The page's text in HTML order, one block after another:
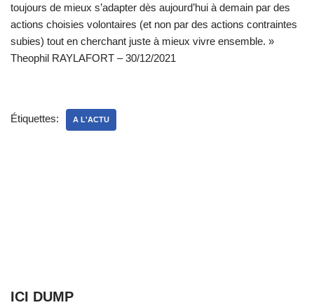
toujours de mieux s’adapter dès aujourd’hui à demain par des
actions choisies volontaires (et non par des actions contraintes
subies) tout en cherchant juste à mieux vivre ensemble. »
Theophil RAYLAFORT – 30/12/2021
Étiquettes: A L'ACTU
ICI DUMP